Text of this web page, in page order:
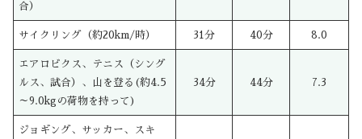
合）
サイクリング（約20km/時） 31分 40分 8.0
エアロビクス、テニス（シング
ルス、試合）、山を登る(約4.5
～9.0kgの荷物を持って)
34分 44分 7.3
ジョギング、サッカー、スキ